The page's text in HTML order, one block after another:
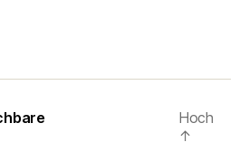
Hoch
↑